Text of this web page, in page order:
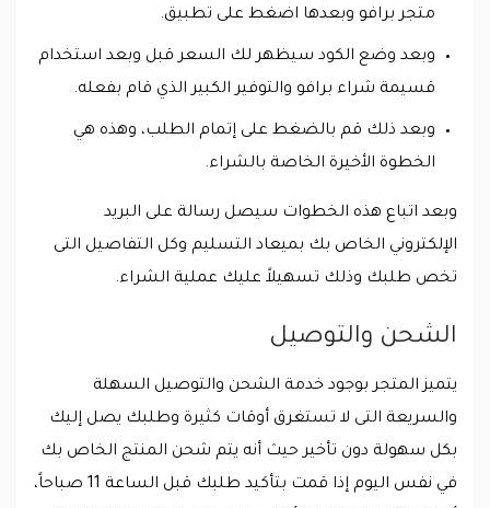
متجر برافو وبعدها اضغط على تطبيق.
وبعد وضع الكود سيظهر لك السعر قبل وبعد استخدام
قسيمة شراء برافو والتوفير الكبير الذي قام بفعله.
وبعد ذلك قم بالضغط على إتمام الطلب، وهذه هي
الخطوة الأخيرة الخاصة بالشراء.
وبعد اتباع هذه الخطوات سيصل رسالة على البريد
الإلكتروني الخاص بك بميعاد التسليم وكل التفاصيل التى
تخص طلبك وذلك تسهيلاً عليك عملية الشراء.
الشحن والتوصيل
يتميز المتجر بوجود خدمة الشحن والتوصيل السهلة
والسريعة التى لا تستغرق أوقات كثيرة وطلبك يصل إليك
بكل سهولة دون تأخير حيث أنه يتم شحن المنتج الخاص بك
في نفس اليوم إذا قمت بتأكيد طلبك قبل الساعة 11 صباحاً،